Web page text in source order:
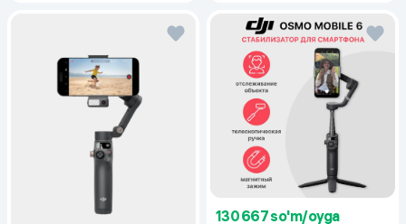
САМ СЕБЕ ОПЕРАТОРУНИВЕРСАЛЬНЫЙ ИНСТРУМЕНТ
Стабилизатор обладает богатым функционалом для съемки
самого себя без посторонней помощи. Это и телесуфлер
встроенный в приложение, и зеркало для съемки селфи на
основную камеру, и новый алюминиевый трипод, который
быстро выдвигается из ручки, и, конечно же, встроенная
селфи-палка для удобных ракурсов.
130 667 so'm/oyga